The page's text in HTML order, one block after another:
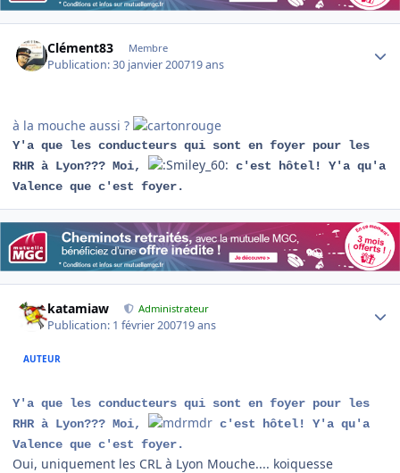
Clément83 Membre
Publication:30 janvier 200719 ans
à la mouche aussi ?
Y'a que les conducteurs qui sont en foyer pour les
RHR à Lyon??? Moi,
c'est hôtel! Y'a qu'a
Valence que c'est foyer.
katamiaw Administrateur
Publication: 1 février 200719 ans
AUTEUR
Y'a que les conducteurs qui sont en foyer pour les
RHR à Lyon??? Moi,
c'est hôtel! Y'a qu'a
Valence que c'est foyer.
Oui, uniquement les CRL à Lyon Mouche.... koiquesse